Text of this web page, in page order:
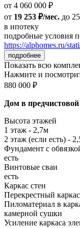
от 4 060 000 ₽
от 19 253 ₽/мес. до
в ипотеку
подробные условия
https://alphomes.ru/
подробнее
Показать всю
Нажмите и
880 000 ₽
Дом в предчистовой
Высота этажей
1 этаж - 2,7м
2 этаж (если есть) -
Фундамент с
есть
Винтовые сваи
есть
Каркас стен
Перекрестный
Пиломатериал в
камерной сушки
Усиление каркаса